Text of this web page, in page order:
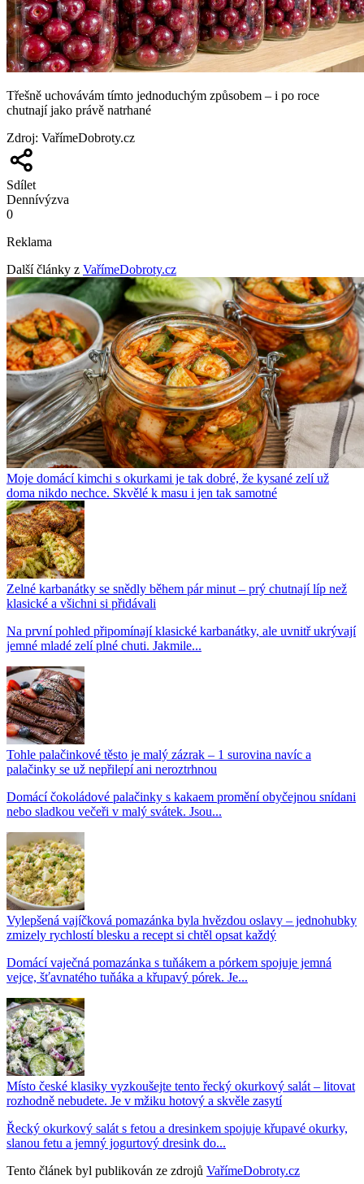
Třešně uchovávám tímto jednoduchým způsobem – i po roce
chutnají jako právě natrhané
Zdroj: VařímeDobroty.cz
Sdílet
Dennívýzva
0
Reklama
Další články z VařímeDobroty.cz
Moje domácí kimchi s okurkami je tak dobré, že kysané zelí už
doma nikdo nechce. Skvělé k masu i jen tak samotné
Zelné karbanátky se snědly během pár minut – prý chutnají líp než
klasické a všichni si přidávali
Na první pohled připomínají klasické karbanátky, ale uvnitř ukrývají
jemné mladé zelí plné chuti. Jakmile...
Tohle palačinkové těsto je malý zázrak – 1 surovina navíc a
palačinky se už nepřilepí ani neroztrhnou
Domácí čokoládové palačinky s kakaem promění obyčejnou snídani
nebo sladkou večeři v malý svátek. Jsou...
Vylepšená vajíčková pomazánka byla hvězdou oslavy – jednohubky
zmizely rychlostí blesku a recept si chtěl opsat každý
Domácí vaječná pomazánka s tuňákem a pórkem spojuje jemná
vejce, šťavnatého tuňáka a křupavý pórek. Je...
Místo české klasiky vyzkoušejte tento řecký okurkový salát – litovat
rozhodně nebudete. Je v mžiku hotový a skvěle zasytí
Řecký okurkový salát s fetou a dresinkem spojuje křupavé okurky,
slanou fetu a jemný jogurtový dresink do...
Tento článek byl publikován ze zdrojů VařímeDobroty.cz